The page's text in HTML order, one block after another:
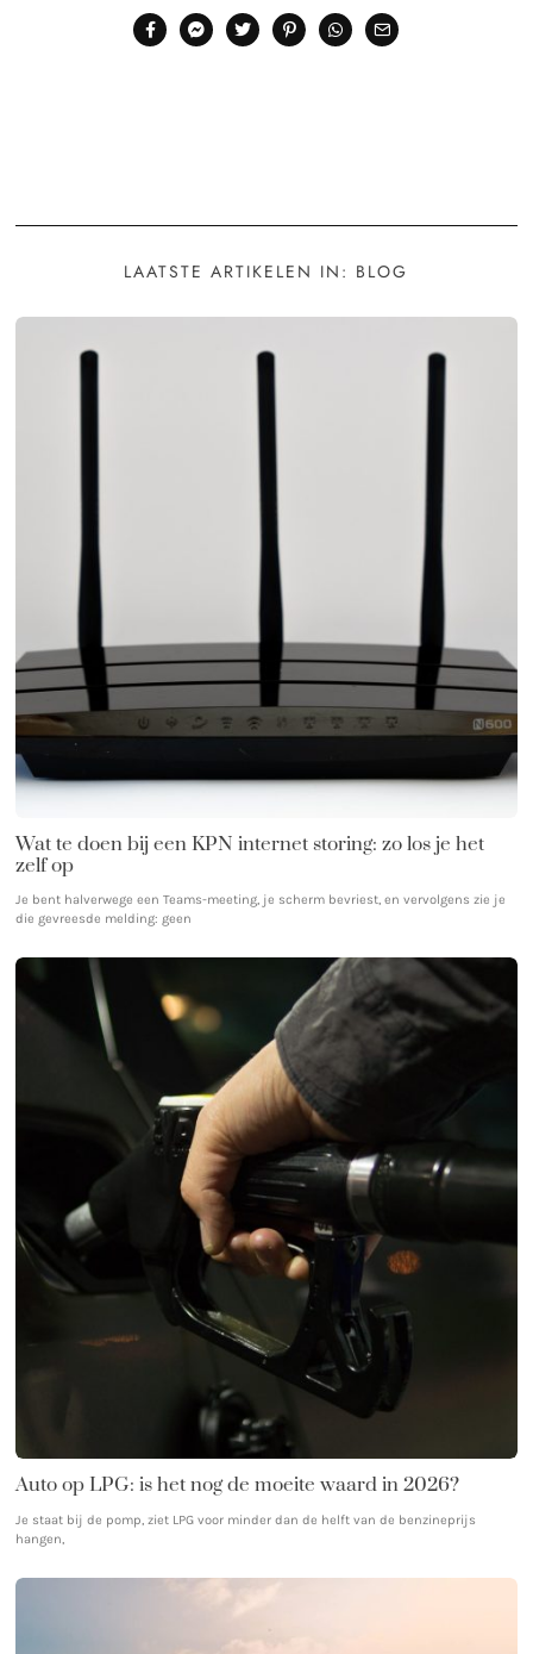
LAATSTE ARTIKELEN IN: BLOG
Wat te doen bij een KPN internet storing: zo los je het
zelf op
Je bent halverwege een Teams-meeting, je scherm bevriest, en vervolgens zie je
die gevreesde melding: geen
Auto op LPG: is het nog de moeite waard in 2026?
Je staat bij de pomp, ziet LPG voor minder dan de helft van de benzineprijs
hangen,